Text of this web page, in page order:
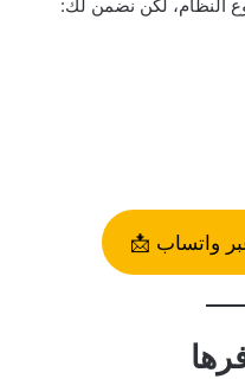
النظام، لكن نضمن لك:
واتساب 📩